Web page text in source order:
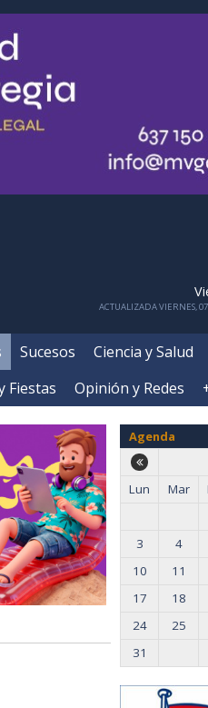
ACTUALIZADA VIERNES,
Sucesos Ciencia y Salud
Fiestas Opinión y Redes
Agenda
Lun
Mar
3
4
10
11
17
18
24
25
31